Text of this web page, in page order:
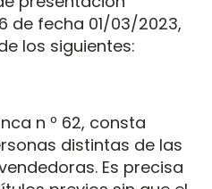
de fecha 01/03/2023,
los siguientes:
n º 62, consta
distintas de las
Es precisa